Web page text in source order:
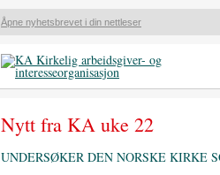
Åpne nyhetsbrevet i din nettleser
Nytt fra KA uke 22
UNDERSØKER DEN NORSKE KIRKE